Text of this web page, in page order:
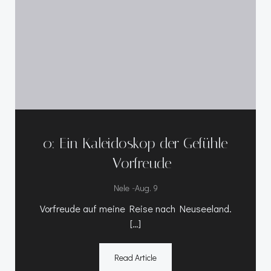
0: Ein Kaleidoskop der Gefühle
– Vorfreude
Nele -Aug. 9
Vorfreude auf meine Reise nach Neuseeland.
[…]
Read Article